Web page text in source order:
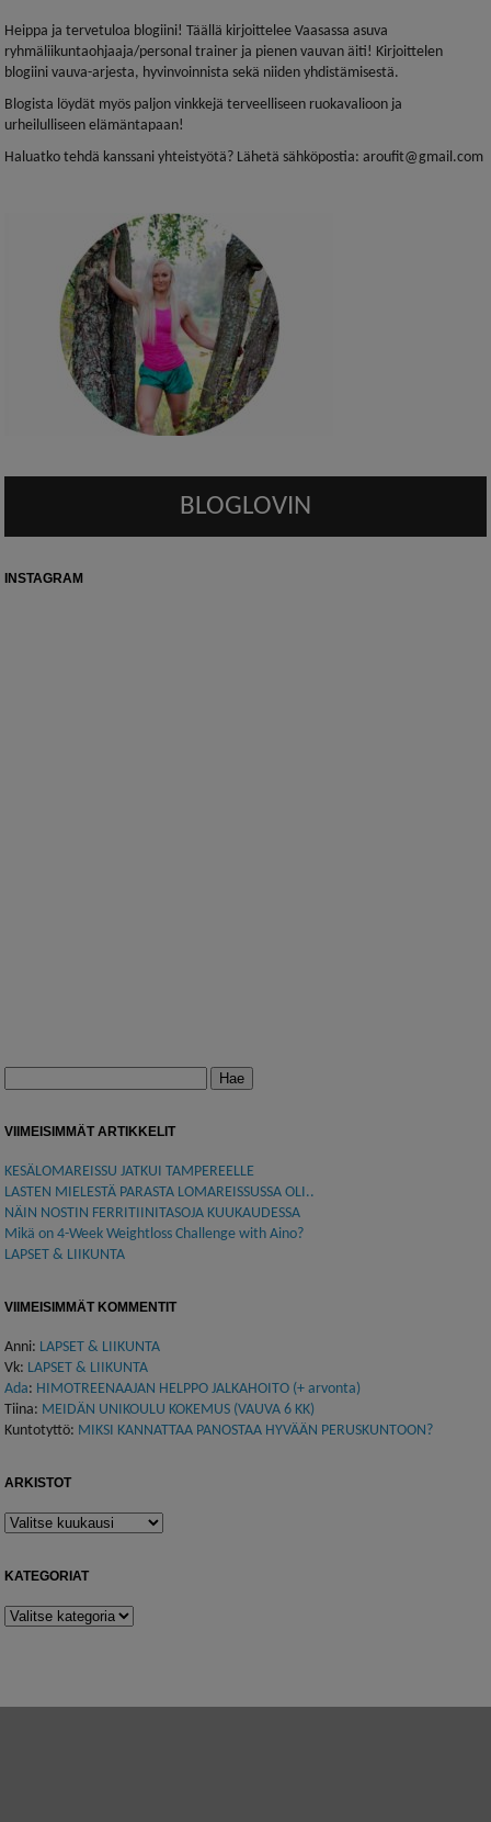
Heippa ja tervetuloa blogiini! Täällä kirjoittelee Vaasassa asuva
ryhmäliikuntaohjaaja/personal trainer ja pienen vauvan äiti! Kirjoittelen
blogiini vauva-arjesta, hyvinvoinnista sekä niiden yhdistämisestä.
Blogista löydät myös paljon vinkkejä terveelliseen ruokavalioon ja
urheilulliseen elämäntapaan!
Haluatko tehdä kanssani yhteistyötä? Lähetä sähköpostia: aroufit@gmail.com
BLOGLOVIN
INSTAGRAM
VIIMEISIMMÄT ARTIKKELIT
KESÄLOMAREISSU JATKUI TAMPEREELLE
LASTEN MIELESTÄ PARASTA LOMAREISSUSSA OLI..
NÄIN NOSTIN FERRITIINITASOJA KUUKAUDESSA
Mikä on 4-Week Weightloss Challenge with Aino?
LAPSET & LIIKUNTA
VIIMEISIMMÄT KOMMENTIT
Anni: LAPSET & LIIKUNTA
Vk: LAPSET & LIIKUNTA
Ada: HIMOTREENAAJAN HELPPO JALKAHOITO (+ arvonta)
Tiina: MEIDÄN UNIKOULU KOKEMUS (VAUVA 6 KK)
Kuntotyttö: MIKSI KANNATTAA PANOSTAA HYVÄÄN PERUSKUNTOON?
ARKISTOT
Arkistot
KATEGORIAT
Kategoriat